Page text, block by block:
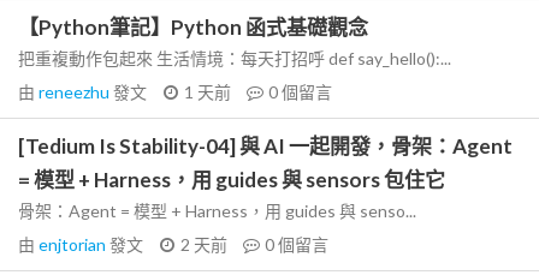
【Python筆記】Python 函式基礎觀念
把重複動作包起來 生活情境：每天打招呼 def say_hello():...
由 reneezhu 發文 1 天前 0個留言
[Tedium Is Stability-04] 與 AI 一起開發，骨架：Agent
= 模型 + Harness，用 guides 與 sensors 包住它
骨架：Agent = 模型 + Harness，用 guides 與 senso...
由 enjtorian 發文 2 天前 0個留言